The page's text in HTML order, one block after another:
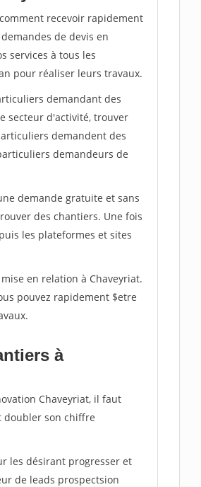
recevoir rapidement
de devis en
services à tous les
pour réaliser leurs travaux.
demandant des
secteur d'activité, trouver
demandent des
demandeurs de
demande gratuite et sans
des chantiers. Une fois
les plateformes et sites
en relation à Chaveyriat.
pouvez rapidement $etre
à
Chaveyriat, il faut
doubler son chiffre
les désirant progresser et
de leads prospectsion